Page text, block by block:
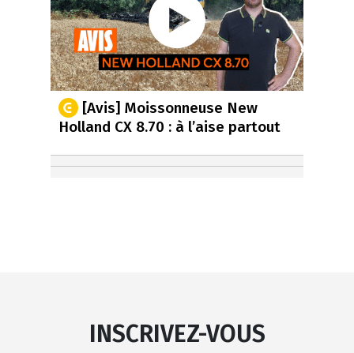
[Avis] Moissonneuse New
Holland CX 8.70 : à l’aise partout
INSCRIVEZ-VOUS